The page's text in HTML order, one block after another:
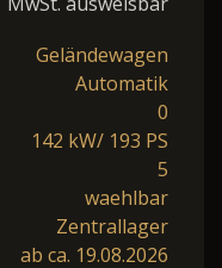
Geländewagen
Automatik
0
142 kW/ 193 PS
5
waehlbar
Zentrallager
ab ca. 19.08.2026